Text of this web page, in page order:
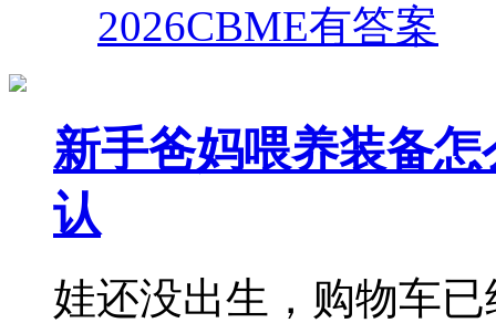
2026CBME有答案
新手爸妈喂养装备
认
娃还没出生，购物车